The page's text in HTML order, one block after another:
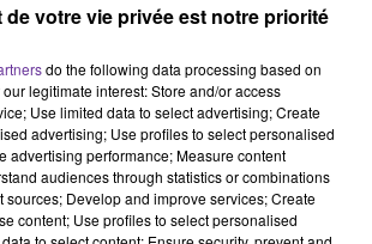
de votre vie privée est notre priorité
do the following data processing based on
legitimate interest: Store and/or access
Use limited data to select advertising; Create
advertising; Use profiles to select personalised
advertising performance; Measure content
audiences through statistics or combinations
sources; Develop and improve services; Create
content; Use profiles to select personalised